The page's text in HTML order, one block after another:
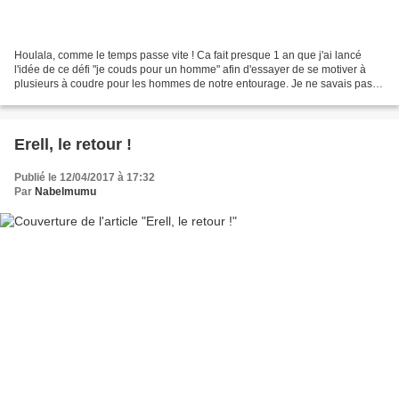
Houlala, comme le temps passe vite ! Ca fait presque 1 an que j'ai lancé
l'idée de ce défi "je couds pour un homme" afin d'essayer de se motiver à
plusieurs à coudre pour les hommes de notre entourage. Je ne savais pas
Erell, le retour !
Publié le 12/04/2017 à 17:32
Par Nabelmumu